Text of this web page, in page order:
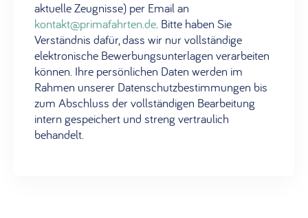
aktuelle Zeugnisse) per Email an
kontakt@primafahrten.de. Bitte haben Sie
Verständnis dafür, dass wir nur vollständige
elektronische Bewerbungsunterlagen verarbeiten
können. Ihre persönlichen Daten werden im
Rahmen unserer Datenschutzbestimmungen bis
zum Abschluss der vollständigen Bearbeitung
intern gespeichert und streng vertraulich
behandelt.